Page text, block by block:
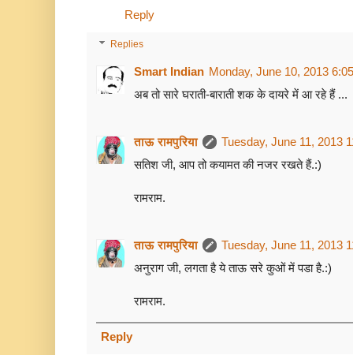
Reply
Replies
Smart Indian Monday, June 10, 2013
अब तो सारे घराती-बाराती शक के दायरे में आ रहे हैं ...
ताऊ रामपुरिया
Tuesday, June 11, 2013
सतिश जी, आप तो कयामत की नजर रखते हैं.:)
रामराम.
ताऊ रामपुरिया
Tuesday, June 11, 2013
अनुराग जी, लगता है ये ताऊ सरे कुओं में पडा है.:)
रामराम.
Reply